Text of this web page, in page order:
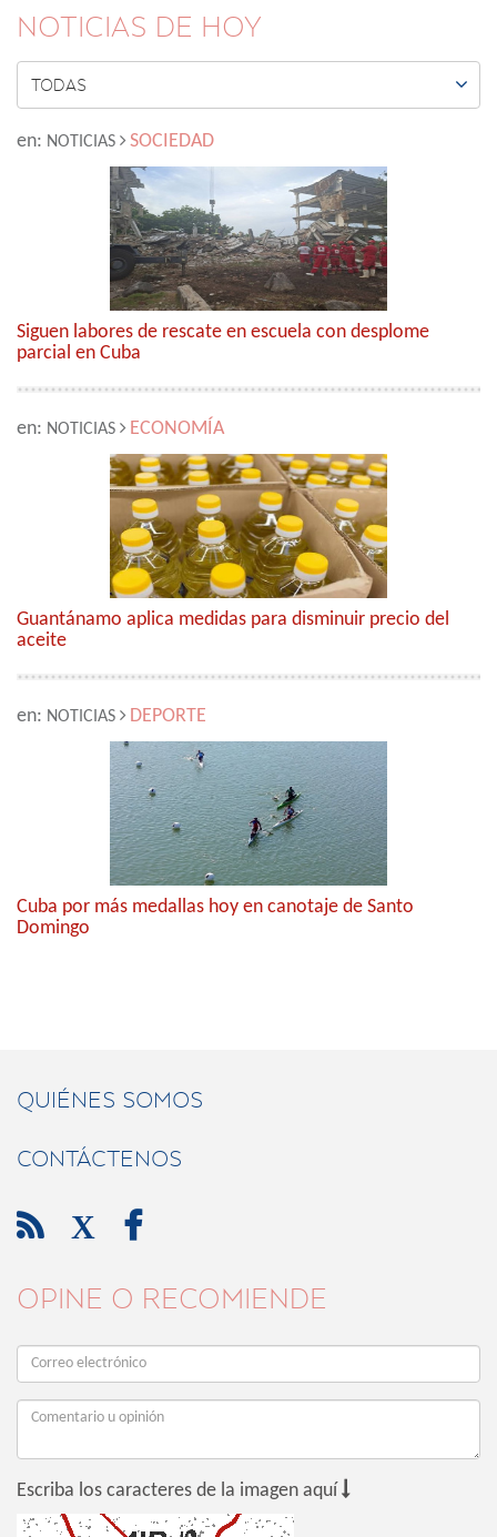
NOTICIAS DE HOY
TODAS 
en: NOTICIAS SOCIEDAD
Siguen labores de rescate en escuela con desplome
parcial en Cuba
en: NOTICIAS ECONOMÍA
Guantánamo aplica medidas para disminuir precio del
aceite
en: NOTICIAS DEPORTE
Cuba por más medallas hoy en canotaje de Santo
Domingo
QUIÉNES SOMOS
CONTÁCTENOS
 X 
OPINE O RECOMIENDE
Escriba los caracteres de la imagen aquí 